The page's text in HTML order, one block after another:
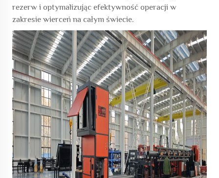
rezerw i optymalizując efektywność operacji w
zakresie wierceń na całym świecie.